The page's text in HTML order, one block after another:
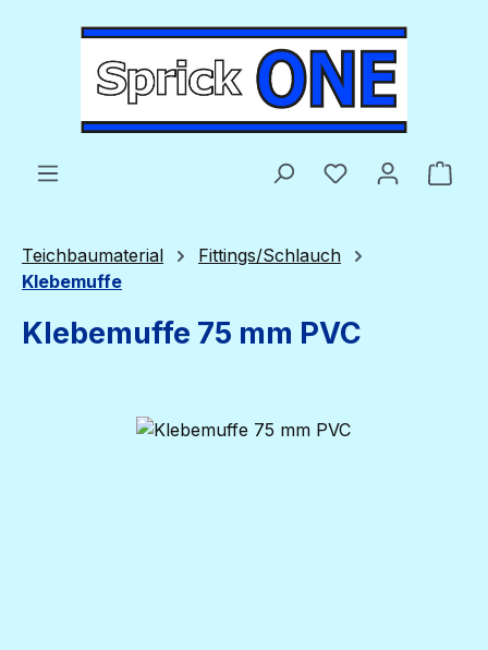
Zum Hauptinhalt springen
Du hast 0
Teichbaumaterial
Fittings/Schlauch
Klebemuffe
Klebemuffe 75 mm PVC
Bildergalerie überspringen